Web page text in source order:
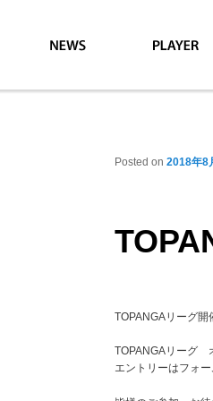
blog
Posted on2018年8
TOPANGAリーグ開
TOPANGAリーグ
エントリーはフォ